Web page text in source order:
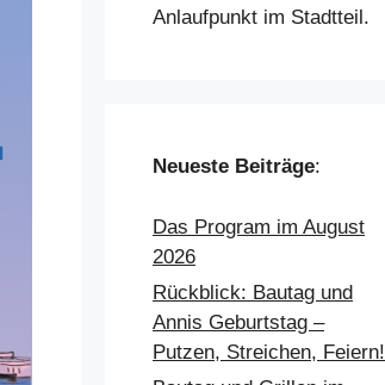
Anlaufpunkt im Stadtteil.
Neueste Beiträge:
Das Program im August
2026
Rückblick: Bautag und
Annis Geburtstag –
Putzen, Streichen, Feiern!